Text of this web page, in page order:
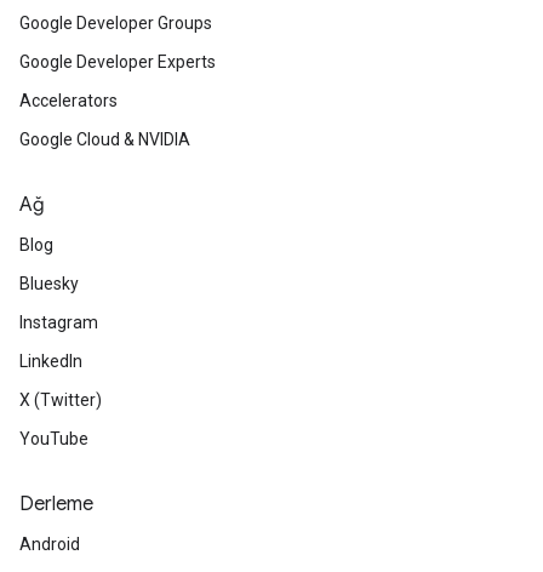
Google Developer Groups
Google Developer Experts
Accelerators
Google Cloud & NVIDIA
Ağ
Blog
Bluesky
Instagram
LinkedIn
X (Twitter)
YouTube
Derleme
Android